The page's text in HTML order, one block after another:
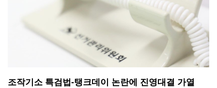
조작기소 특검법-탱크데이 논란에 진영대결 가열